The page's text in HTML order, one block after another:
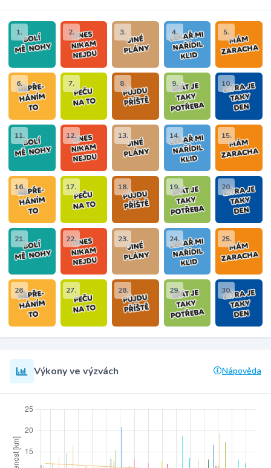
1. 2. 3. 4. 5.
6. 7. 8. 9. 10.
11. 12. 13. 14. 15.
16. 17. 18. 19. 20.
21. 22. 23. 24. 25.
26. 27. 28. 29. 30.
Výkony ve výzvách Nápověda